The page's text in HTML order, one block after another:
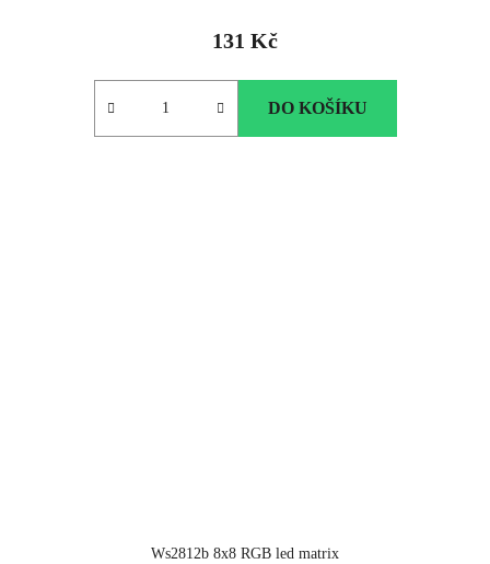
131 Kč
DO KOŠÍKU
Ws2812b 8x8 RGB led matrix